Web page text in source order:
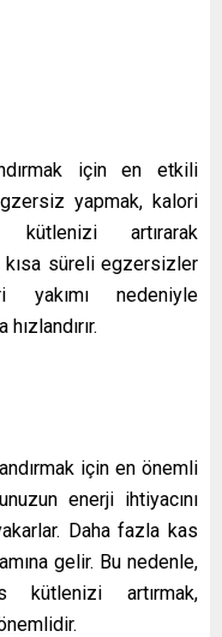
için en etkili
yapmak, kalori
artırarak
kısa süreli egzersizler
yakımı nedeniyle
için en önemli
enerji ihtiyacını
Daha fazla kas
gelir. Bu nedenle,
kütlenizi artırmak,